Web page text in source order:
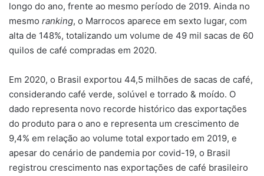
longo do ano, frente ao mesmo período de 2019. Ainda no
mesmo ranking, o Marrocos aparece em sexto lugar, com
alta de 148%, totalizando um volume de 49 mil sacas de 60
quilos de café compradas em 2020.
Em 2020, o Brasil exportou 44,5 milhões de sacas de café,
considerando café verde, solúvel e torrado & moído. O
dado representa novo recorde histórico das exportações
do produto para o ano e representa um crescimento de
9,4% em relação ao volume total exportado em 2019, e
apesar do cenário de pandemia por covid-19, o Brasil
registrou crescimento nas exportações de café brasileiro